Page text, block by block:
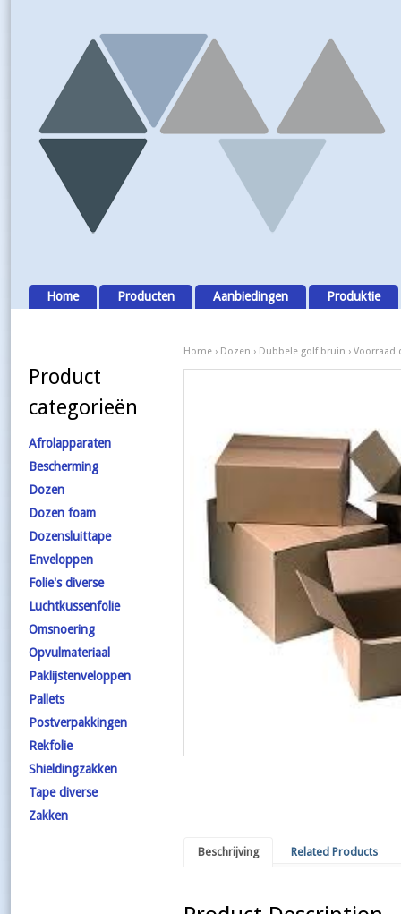
Home Producten Aanbiedingen Produktie
Home› Dozen › Dubbele golf bruin ›
Beschrijving Related Products
Product
categorieën
Afrolapparaten
Bescherming
Dozen
Dozen foam
Dozensluittape
Enveloppen
Folie's diverse
Luchtkussenfolie
Omsnoering
Opvulmateriaal
Paklijstenveloppen
Pallets
Postverpakkingen
Rekfolie
Shieldingzakken
Tape diverse
Zakken